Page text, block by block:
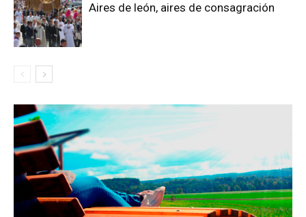
Aires de león, aires de consagración